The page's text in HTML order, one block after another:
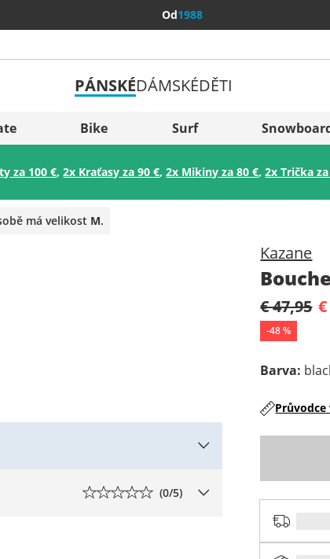
Od1988
(Nederlands)
PÁNSKÉDÁMSKÉDĚTI
Bike Surf
za 100 €,2x Kraťasy za 90 €,2x Mikiny za 80 €,2x Trička
má velikost M.
Kazane
€ 47,95
-48%
Barva:
(0/5)